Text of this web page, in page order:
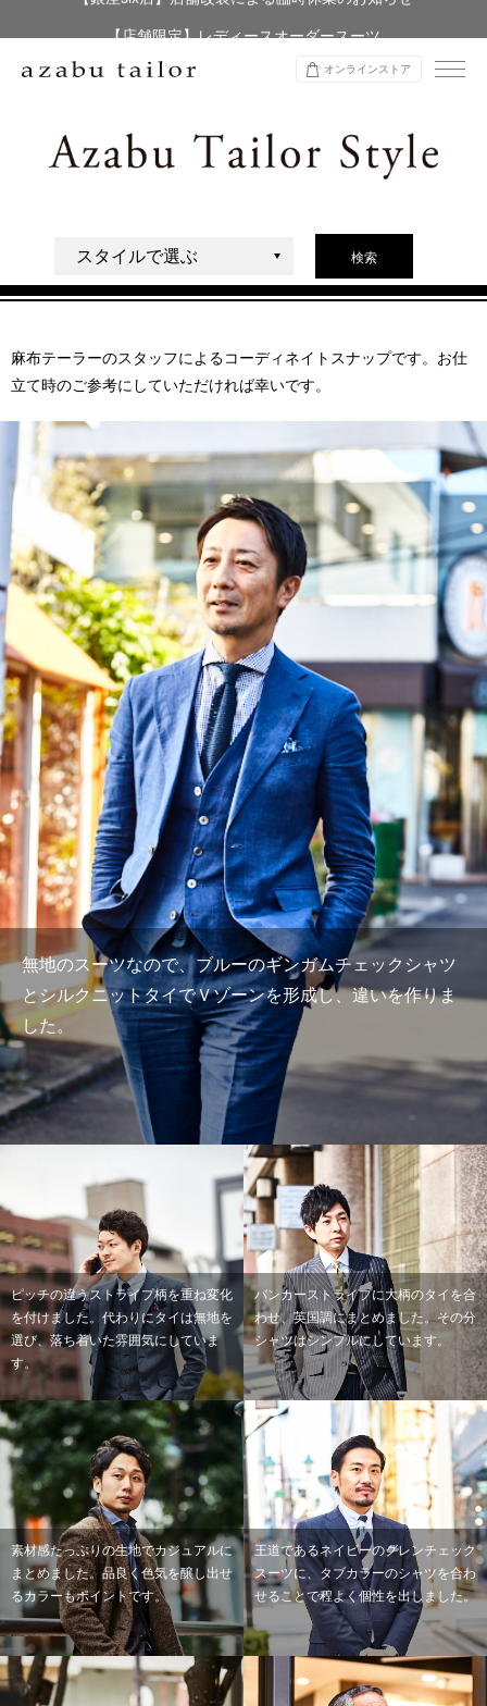
8/12~8/16 夏季休業のお知らせ
オンラインストア
検索
麻布テーラーのスタッフによるコーディネイトスナップです。お仕
立て時のご参考にしていただければ幸いです。
無地のスーツなので、ブルーのギンガムチェックシャツ
とシルクニットタイでＶゾーンを形成し、違いを作りま
した。
ピッチの違うストライプ柄を重ね変化
を付けました。代わりにタイは無地を
選び、落ち着いた雰囲気にしていま
す。
バンカーストライプに大柄のタイを合
わせ、英国調にまとめました。その分
シャツはシンプルにしています。
素材感たっぷりの生地でカジュアルに
まとめました。品良く色気を醸し出せ
るカラーもポイントです。
王道であるネイビーのグレンチェック
スーツに、タブカラーのシャツを合わ
せることで程よく個性を出しました。